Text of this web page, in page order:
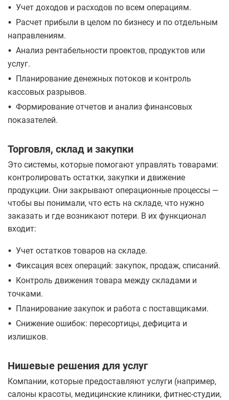
• Учет доходов и расходов по всем операциям.
• Расчет прибыли в целом по бизнесу и по отдельным
направлениям.
• Анализ рентабельности проектов, продуктов или
услуг.
•
Планирование денежных потоков и контроль
кассовых разрывов.
• Формирование отчетов и анализ финансовых
показателей.
Торговля, склад и закупки
Это системы, которые помогают управлять товарами:
контролировать остатки, закупки и движение
продукции. Они закрывают операционные процессы —
чтобы вы понимали, что есть на складе, что нужно
заказать и где возникают потери. В их функционал
входит:
• Учет остатков товаров на складе.
• Фиксация всех операций: закупок, продаж, списаний.
•
Контроль движения товара между складами и
точками.
• Планирование закупок и работа с поставщиками.
• Снижение ошибок: пересортицы, дефицита и
излишков.
Нишевые решения для услуг
Компании, которые предоставляют услуги (например,
салоны красоты, медицинские клиники, фитнес-студии,